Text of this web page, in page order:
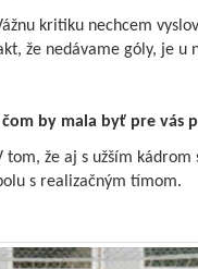
kritiku nechcem
že nedávame góly, je u
čom by mala byť pre vás
tom, že aj s užším
s realizačným tímom.